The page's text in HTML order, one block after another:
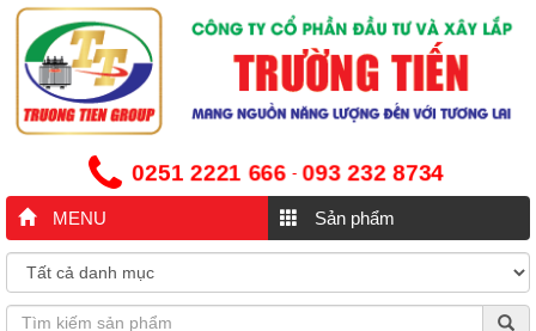
0251 2221 666 -093 232 8734
MENU Sản phẩm